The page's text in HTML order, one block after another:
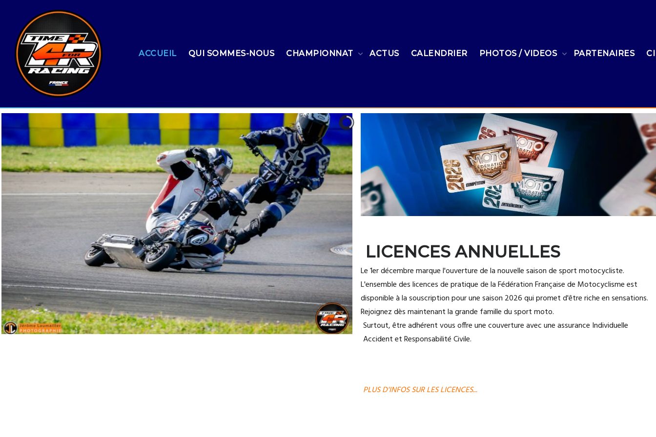
ACCUEIL QUI SOMMES-NOUS CHAMPIONNAT ACTUS CALENDRIER PHOTOS / VIDEOS PARTENAIRES
LICENCES ANNUELLES
Le 1er décembre marque l'ouverture de la nouvelle saison de sport motocycliste.
L'ensemble des licences de pratique de la Fédération Française de Motocyclisme est
disponible à la souscription pour une saison 2026 qui promet d'être riche en sensations.
Rejoignez dès maintenant la grande famille du sport moto.
Surtout, être adhérent vous offre une couverture avec une assurance Individuelle
Accident et Responsabilité Civile.
PLUS D'INFOS SUR LES LICENCES...